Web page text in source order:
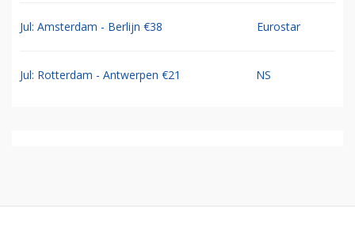
Jul: Amsterdam - Berlijn €38 Eurostar
Jul: Rotterdam - Antwerpen €21 NS